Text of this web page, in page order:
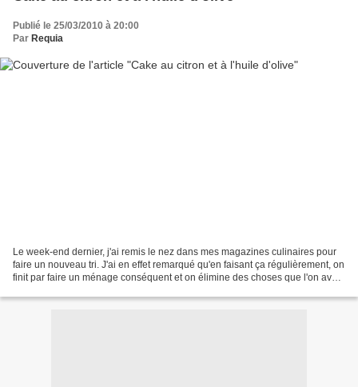
Publié le 25/03/2010 à 20:00
Par Requia
Le week-end dernier, j'ai remis le nez dans mes magazines culinaires pour
faire un nouveau tri. J'ai en effet remarqué qu'en faisant ça régulièrement, on
finit par faire un ménage conséquent et on élimine des choses que l'on avait